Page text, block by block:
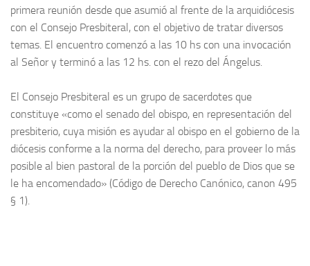
primera reunión desde que asumió al frente de la arquidiócesis
con el Consejo Presbiteral, con el objetivo de tratar diversos
temas. El encuentro comenzó a las 10 hs con una invocación
al Señor y terminó a las 12 hs. con el rezo del Ángelus.
El Consejo Presbiteral es un grupo de sacerdotes que
constituye «como el senado del obispo, en representación del
presbiterio, cuya misión es ayudar al obispo en el gobierno de la
diócesis conforme a la norma del derecho, para proveer lo más
posible al bien pastoral de la porción del pueblo de Dios que se
le ha encomendado» (Código de Derecho Canónico, canon 495
§ 1).